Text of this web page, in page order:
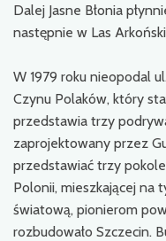
Dalej Jasne Błonia
następnie w Las
W 1979 roku nieopodal
Czynu Polaków, który
przedstawia trzy
zaprojektowany przez
przedstawiać trzy
Polonii, mieszkającej na
światową, pionierom
rozbudowało Szczecin.